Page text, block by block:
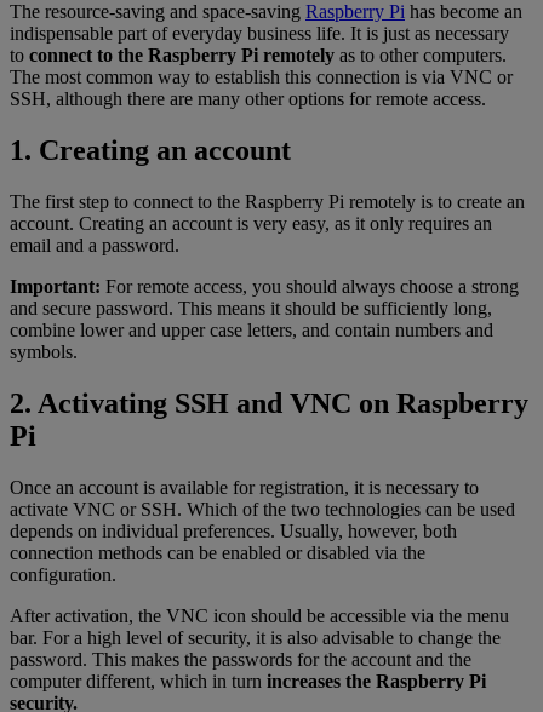
The resource-saving and space-saving Raspberry Pi has become an
indispensable part of everyday business life. It is just as necessary
to connect to the Raspberry Pi remotely as to other computers.
The most common way to establish this connection is via VNC or
SSH, although there are many other options for remote access.
1. Creating an account
The first step to connect to the Raspberry Pi remotely is to create an
account. Creating an account is very easy, as it only requires an
email and a password.
Important: For remote access, you should always choose a strong
and secure password. This means it should be sufficiently long,
combine lower and upper case letters, and contain numbers and
symbols.
2. Activating SSH and VNC on Raspberry
Pi
Once an account is available for registration, it is necessary to
activate VNC or SSH. Which of the two technologies can be used
depends on individual preferences. Usually, however, both
connection methods can be enabled or disabled via the
configuration.
After activation, the VNC icon should be accessible via the menu
bar. For a high level of security, it is also advisable to change the
password. This makes the passwords for the account and the
computer different, which in turn increases the Raspberry Pi
security.